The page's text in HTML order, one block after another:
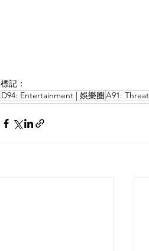
標記：
D94: Entertainment | 娛樂圈 A91: